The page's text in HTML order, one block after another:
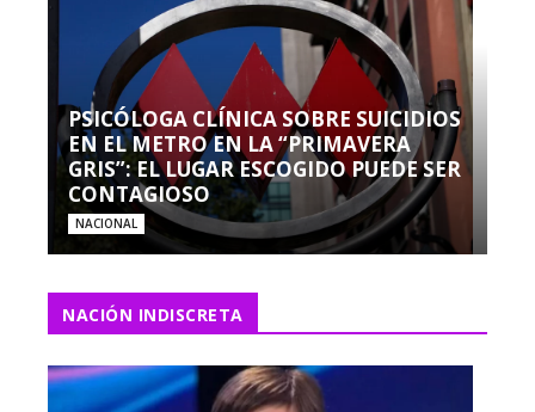
PSICÓLOGA CLÍNICA SOBRE SUICIDIOS
EN EL METRO EN LA “PRIMAVERA
GRIS”: EL LUGAR ESCOGIDO PUEDE SER
CONTAGIOSO
NACIONAL
NACIÓN INDISCRETA